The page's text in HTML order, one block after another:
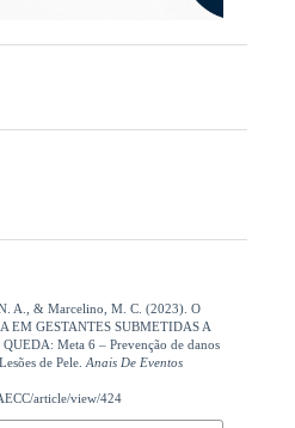
A., & Marcelino, M. C. (2023). O
EM GESTANTES SUBMETIDAS A
Meta 6 – Prevenção de danos
de Pele. Anais De Eventos
article/view/424